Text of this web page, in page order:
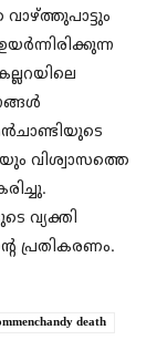
വിശ്വാസത്തെ
വ്യക്തി
പ്രതികരണം.
death